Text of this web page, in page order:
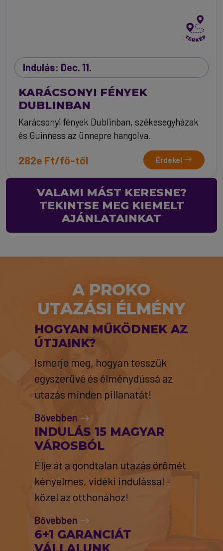
Indulás: Dec. 11.
KARÁCSONYI FÉNYEK
DUBLINBAN
Karácsonyi fények Dublinban, székesegyházak
és Guinness az ünnepre hangolva.
282e Ft/fő-től Érdekel
VALAMI MÁST KERESNE?
TEKINTSE MEG KIEMELT
AJÁNLATAINKAT
A PROKO
UTAZÁSI ÉLMÉNY
HOGYAN MŰKÖDNEK AZ
ÚTJAINK?
Ismerje meg, hogyan tesszük
egyszerűvé és élménydússá az
utazás minden pillanatát!
Bővebben
INDULÁS 15 MAGYAR
VÁROSBÓL
Élje át a gondtalan utazás örömét
kényelmes, vidéki indulással –
közel az otthonához!
Bővebben
6+1 GARANCIÁT